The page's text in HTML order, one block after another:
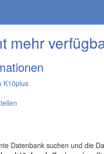
mehr
K10plus
Datenbank suchen und die